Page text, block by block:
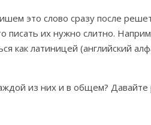
это слово сразу после
писать их нужно слитно.
как латиницей (английский
из них и в общем? Давайте